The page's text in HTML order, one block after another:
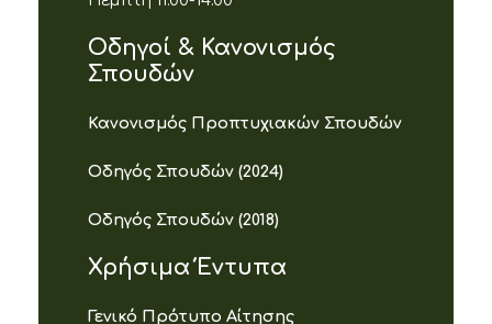
Οδηγοί & Κανονισμός
Σπουδών
Κανονισμός Προπτυχιακών Σπουδών
Οδηγός Σπουδών (2024)
Οδηγός Σπουδών (2018)
Χρήσιμα Έντυπα
Γενικό Πρότυπο Αίτησης